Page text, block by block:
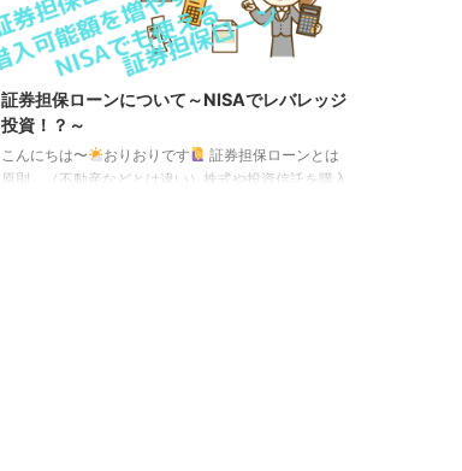
超年1.875%100万円超1,000万円以下年2.87 ...
証券担保ローンについて～NISAでレバレッジ
投資！？～
こんにちは〜 おりおりです
証券担保ローンとは
原則、（不動産などとは違い）株式や投資信託を購入